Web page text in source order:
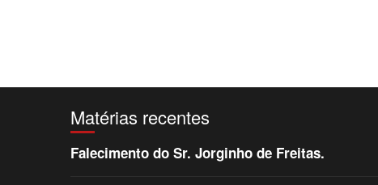
Matérias recentes
Falecimento do Sr. Jorginho de Freitas.